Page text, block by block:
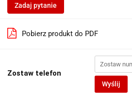
Zadaj pytanie
Pobierz produkt do PDF
Zostaw telefon
Wyślij